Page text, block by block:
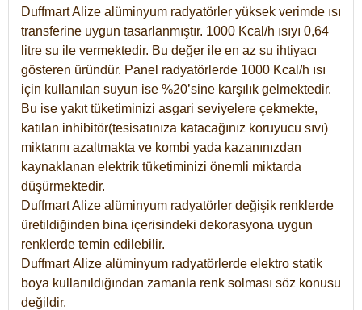
Duffmart Alize alüminyum radyatörler yüksek verimde ısı
transferine uygun tasarlanmıştır. 1000 Kcal/h ısıyı 0,64
litre su ile vermektedir. Bu değer ile en az su ihtiyacı
gösteren üründür. Panel radyatörlerde 1000 Kcal/h ısı
için kullanılan suyun ise %20’sine karşılık gelmektedir.
Bu ise yakıt tüketiminizi asgari seviyelere çekmekte,
katılan inhibitör(tesisatınıza katacağınız koruyucu sıvı)
miktarını azaltmakta ve kombi yada kazanınızdan
kaynaklanan elektrik tüketiminizi önemli miktarda
düşürmektedir.
Duffmart Alize alüminyum radyatörler değişik renklerde
üretildiğinden bina içerisindeki dekorasyona uygun
renklerde temin edilebilir.
DuffmartAlize alüminyum radyatörlerde elektro statik
boya kullanıldığından zamanla renk solması söz konusu
değildir.